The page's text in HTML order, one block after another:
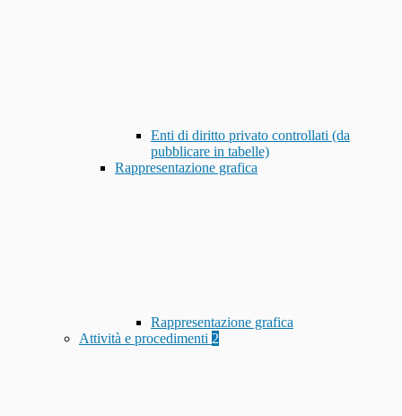
Enti di diritto privato controllati (da
pubblicare in tabelle)
Rappresentazione grafica
Rappresentazione grafica
Attività e procedimenti 2